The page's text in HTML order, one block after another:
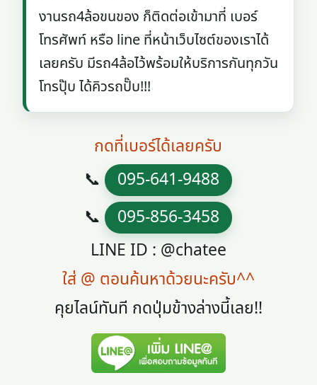
งานรถ4ล้อขนของ ก็ติดต่อเข้ามาที่ เบอร์
โทรศัพท์ หรือ line ที่หน้าเว็บไซต์ของเราได้
เลยครับ มีรถ4ล้อไว้พร้อมให้บริการกันทุกวัน
โทรปุ๊บ ได้คิวรถปั๊บ!!!
กดที่เบอร์ได้เลยครับ
📞 095-641-9488
📞 095-856-3458
LINE ID : @chatee
ใส่ @ ตอนค้นหาด้วยนะครับ^^
คุยไลน์ทันที กดปุ่มข้างล่างนี้เลย!!